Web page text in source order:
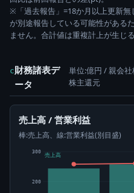
※「過去報告」=18か月以上更新
が別途報告している可能性がある
ません。合計値は重複計上が生じ
c財務諸表デ
ータ
単位:億円 / 親会
株主還元
売上高 / 営業利益
棒:売上高、線:営業利益(別目盛)
200
300
売上高